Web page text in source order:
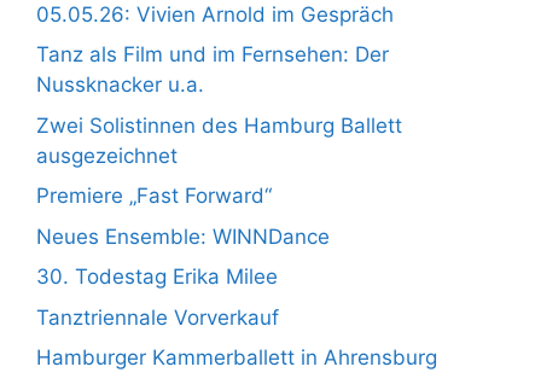
05.05.26: Vivien Arnold im Gespräch
Tanz als Film und im Fernsehen: Der
Nussknacker u.a.
Zwei Solistinnen des Hamburg Ballett
ausgezeichnet
Premiere „Fast Forward“
Neues Ensemble: WINNDance
30. Todestag Erika Milee
Tanztriennale Vorverkauf
Hamburger Kammerballett in Ahrensburg